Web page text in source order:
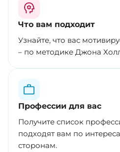
Что вам подходит
Узнайте, что вас
– по методике Джона
Профессии для вас
Получите список
подходят вам по
сторонам.